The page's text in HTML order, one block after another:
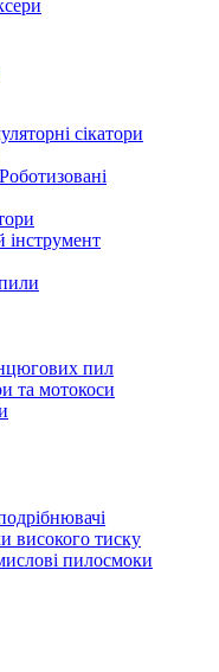
сікатори
Роботизовані
інструмент
пил
та мотокоси
високого тиску
пилосмоки